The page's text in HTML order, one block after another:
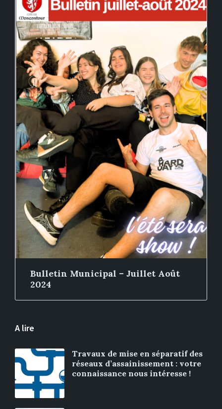
Bulletin Municipal – Juillet Août
2024
A lire
Travaux de mise en séparatif des
réseaux d’assainissement : votre
connaissance nous intéresse !